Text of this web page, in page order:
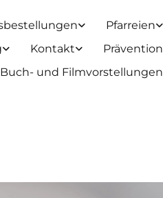
Pfarreien
Kontakt
Prävention
Buch- und Filmvorstellungen